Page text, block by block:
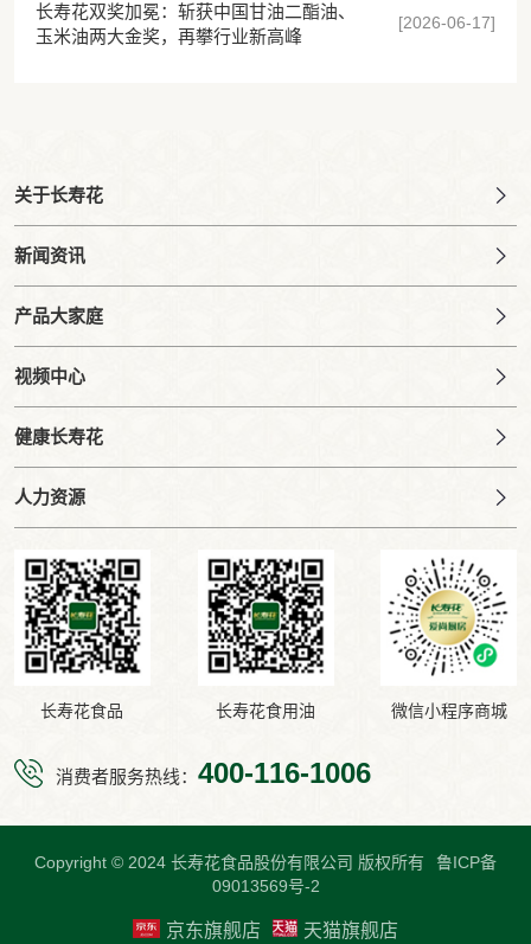
长寿花双奖加冕：斩获中国甘油二酯油、
玉米油两大金奖，再攀行业新高峰
[2026-06-17]
关于长寿花
新闻资讯
产品大家庭
视频中心
健康长寿花
人力资源
长寿花食品 长寿花食用油 微信小程序商城
消费者服务热线： 400-116-1006
Copyright © 2024 长寿花食品股份有限公司 版权所有
鲁ICP备
09013569号-2
京东旗舰店 天猫旗舰店